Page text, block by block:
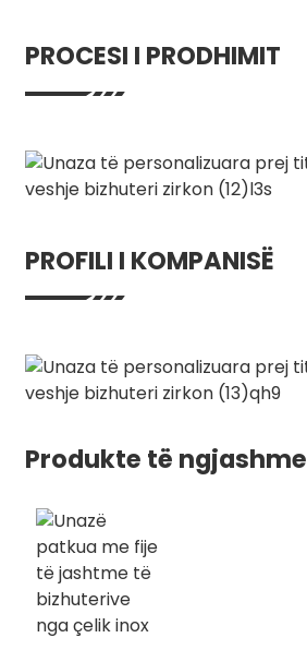
PROCESI I PRODHIMIT
PROFILI I KOMPANISË
Produkte të ngjashme